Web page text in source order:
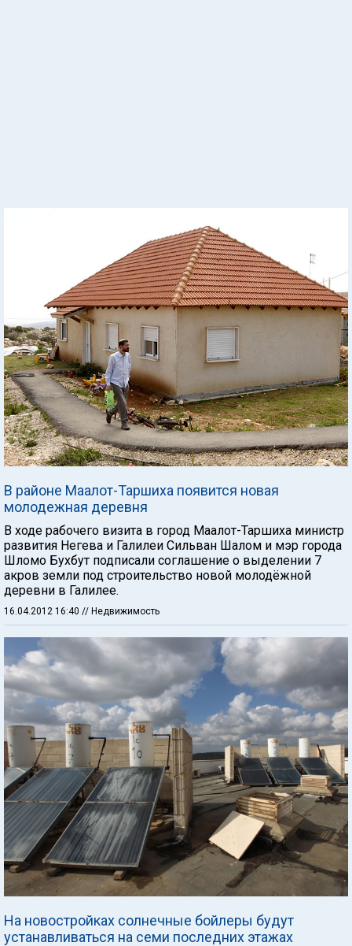
В районе Маалот-Таршиха появится новая
молодежная деревня
В ходе рабочего визита в город Маалот-Таршиха министр
развития Негева и Галилеи Сильван Шалом и мэр города
Шломо Бухбут подписали соглашение о выделении 7
акров земли под строительство новой молодёжной
деревни в Галилее.
16.04.2012 16:40 // Недвижимость
На новостройках солнечные бойлеры будут
устанавливаться на семи последних этажах